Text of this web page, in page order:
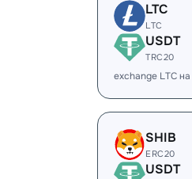
LTC
LTC
USDT
TRC20
exchange LTC
SHIB
ERC20
USDT